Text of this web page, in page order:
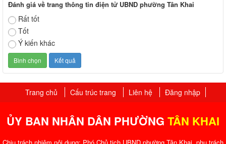
Đánh giá về trang thông tin điện tử UBND phường Tân Khai
Rất tốt
Tốt
Ý kiến khác
Trang chủ Cấu trúc trang Liên hệ Đăng nhập
ỦY BAN NHÂN DÂN PHƯỜNG TÂN KHAI